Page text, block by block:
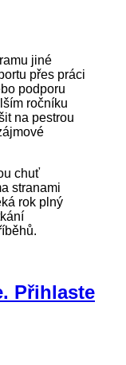
jiné
přes práci
podporu
ročníku
na pestrou
chuť
stranami
rok plný
Přihlaste